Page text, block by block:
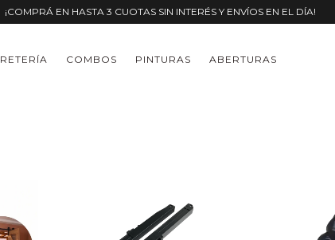
¡COMPRÁ EN HASTA 3 CUOTAS SIN INTERÉS Y ENVÍOS EN EL DÍA!
COMBOS PINTURAS ABERTURAS